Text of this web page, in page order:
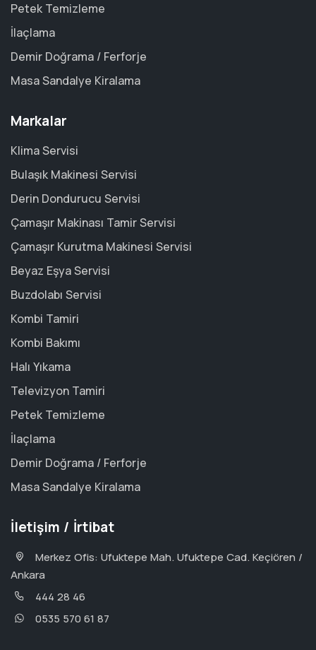
Petek Temizleme
İlaçlama
Demir Doğrama / Ferforje
Masa Sandalye Kiralama
Markalar
Klima Servisi
Bulaşık Makinesi Servisi
Derin Dondurucu Servisi
Çamaşır Makinası Tamir Servisi
Çamaşır Kurutma Makinesi Servisi
Beyaz Eşya Servisi
Buzdolabı Servisi
Kombi Tamiri
Kombi Bakımı
Halı Yıkama
Televizyon Tamiri
Petek Temizleme
İlaçlama
Demir Doğrama / Ferforje
Masa Sandalye Kiralama
İletişim / İrtibat
Merkez Ofis: Ufuktepe Mah. Ufuktepe Cad. Keçiören /
Ankara
444 28 46
0535 570 61 87